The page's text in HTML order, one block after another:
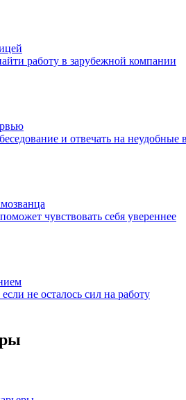
работу в зарубежной компании
и отвечать на неудобные
чувствовать себя увереннее
не осталось сил на работу